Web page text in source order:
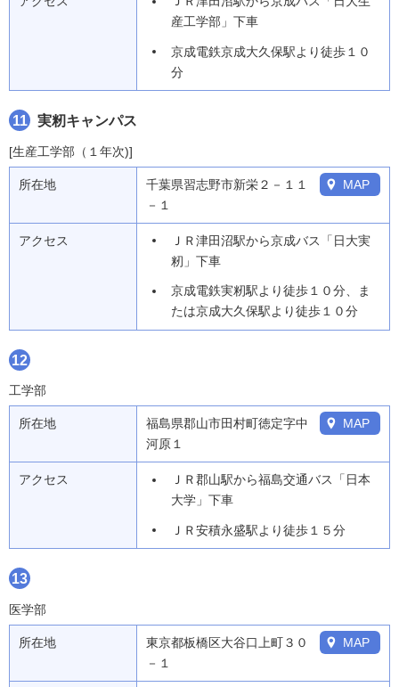
産工学部」下車
京成電鉄京成大久保駅より徒歩１０
分
11 実籾キャンパス
[生産工学部（１年次)]
所在地
千葉県習志野市新栄２－１１
－１
MAP
アクセス
ＪＲ津田沼駅から京成バス「日大実
籾」下車
京成電鉄実籾駅より徒歩１０分、ま
たは京成大久保駅より徒歩１０分
12
工学部
所在地
福島県郡山市田村町徳定字中
河原１
MAP
アクセス
ＪＲ郡山駅から福島交通バス「日本
大学」下車
ＪＲ安積永盛駅より徒歩１５分
13
医学部
所在地
東京都板橋区大谷口上町３０
－１
MAP